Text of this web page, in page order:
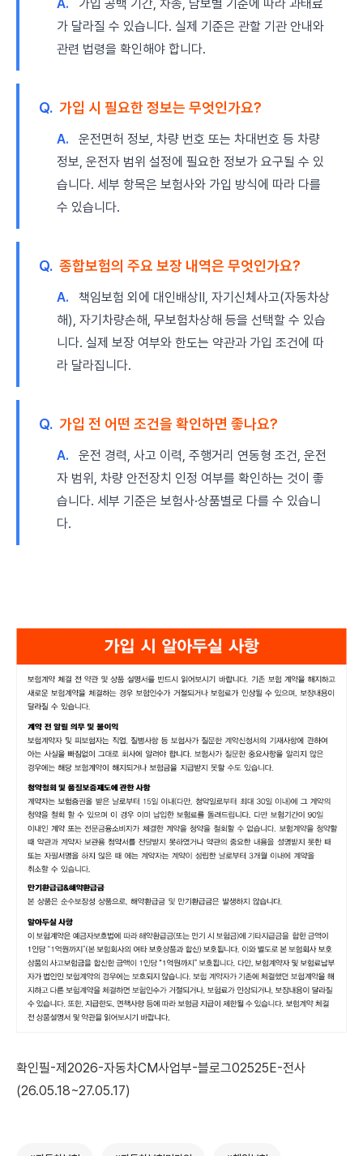
A.
가입 공백 기간, 차종, 담보별 기준에 따라 과태료
가 달라질 수 있습니다. 실제 기준은 관할 기관 안내와
관련 법령을 확인해야 합니다.
Q. 가입 시 필요한 정보는 무엇인가요?
A.
운전면허 정보, 차량 번호 또는 차대번호 등 차량
정보, 운전자 범위 설정에 필요한 정보가 요구될 수 있
습니다. 세부 항목은 보험사와 가입 방식에 따라 다를
수 있습니다.
Q. 종합보험의 주요 보장 내역은 무엇인가요?
A.
책임보험 외에 대인배상Ⅱ, 자기신체사고(자동차상
해), 자기차량손해, 무보험차상해 등을 선택할 수 있습
니다. 실제 보장 여부와 한도는 약관과 가입 조건에 따
라 달라집니다.
Q. 가입 전 어떤 조건을 확인하면 좋나요?
A.
운전 경력, 사고 이력, 주행거리 연동형 조건, 운전
자 범위, 차량 안전장치 인정 여부를 확인하는 것이 좋
습니다. 세부 기준은 보험사·상품별로 다를 수 있습니
다.
확인필-제2026-자동차CM사업부-블로그02525E-전사
(26.05.18~27.05.17)